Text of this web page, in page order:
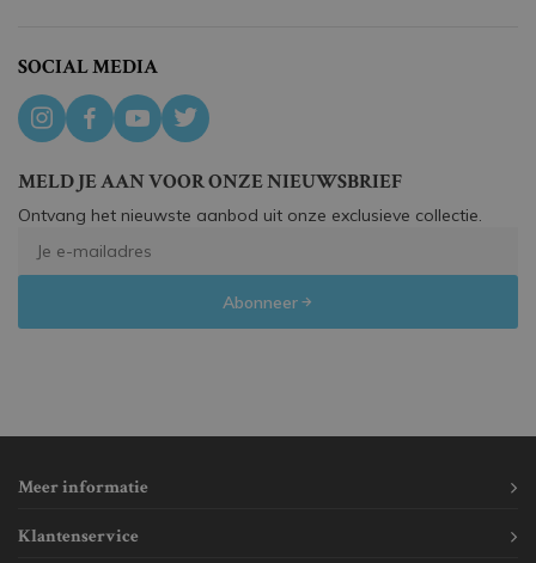
SOCIAL MEDIA
MELD JE AAN VOOR ONZE NIEUWSBRIEF
Ontvang het nieuwste aanbod uit onze exclusieve collectie.
Abonneer
Meer informatie
Klantenservice